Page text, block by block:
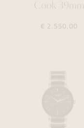
Cook 39mm
€ 2.550,00